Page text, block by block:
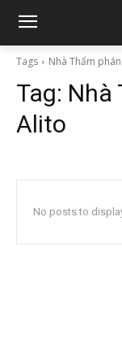
Tags Nhà Thẩm
Tag: Nhà
Alito
No posts to